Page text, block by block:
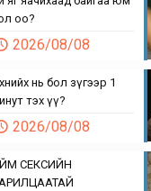
оо?
2026/08/08
нь бол зүгээр 1
тэх үү?
2026/08/08
СЕКСИЙН